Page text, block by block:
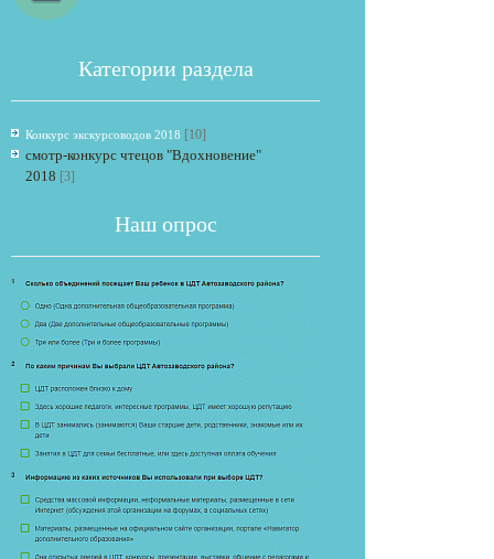
Категории раздела
Конкурс экскурсоводов 2018 [10]
смотр-конкурс чтецов "Вдохновение"
2018 [3]
Наш опрос